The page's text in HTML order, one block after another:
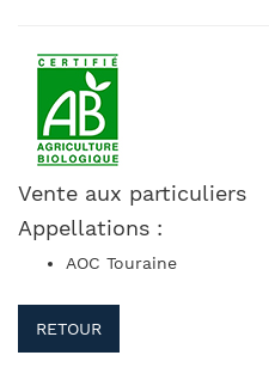
Vente aux particuliers
Appellations :
AOC Touraine
RETOUR